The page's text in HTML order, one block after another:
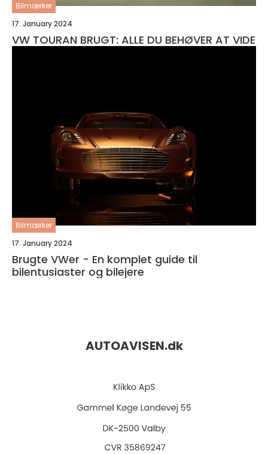
Bilmærker
17. January 2024
VW TOURAN BRUGT: ALLE DU BEHØVER AT VIDE
Bilmærker
17. January 2024
Brugte VWer - En komplet guide til
bilentusiaster og bilejere
AUTOAVISEN.dk